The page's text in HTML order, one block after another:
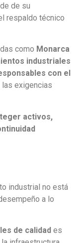
de su
respaldo técnico
como Monarca
industriales
con el
las exigencias
activos,
industrial no está
a lo
de calidad es